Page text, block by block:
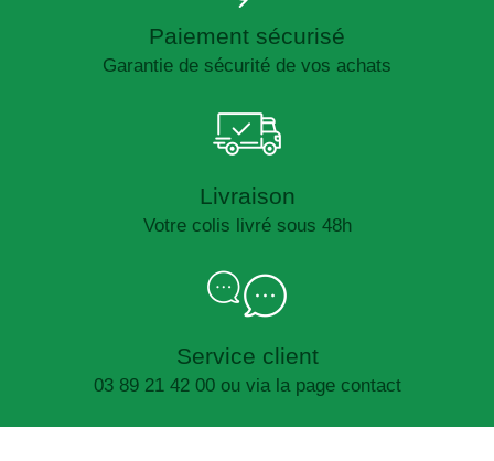
Paiement sécurisé
Garantie de sécurité de vos achats
Livraison
Votre colis livré sous 48h
Service client
03 89 21 42 00 ou via la page contact